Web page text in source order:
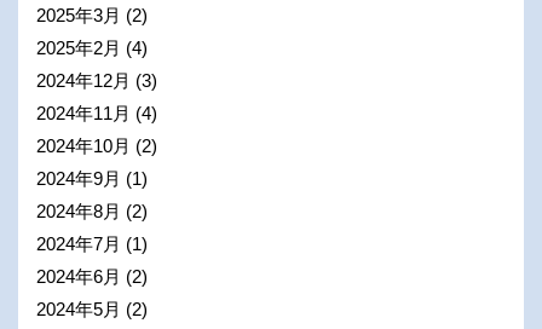
2025年3月 (2)
2025年2月 (4)
2024年12月 (3)
2024年11月 (4)
2024年10月 (2)
2024年9月 (1)
2024年8月 (2)
2024年7月 (1)
2024年6月 (2)
2024年5月 (2)